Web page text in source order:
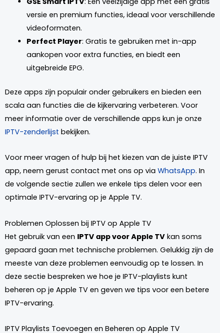
versie en premium functies, ideaal voor verschillende
videoformaten.
Perfect Player: Gratis te gebruiken met in-app
aankopen voor extra functies, en biedt een
uitgebreide EPG.
Deze apps zijn populair onder gebruikers en bieden een
scala aan functies die de kijkervaring verbeteren. Voor
meer informatie over de verschillende apps kun je onze
IPTV-zenderlijst bekijken.
Voor meer vragen of hulp bij het kiezen van de juiste IPTV
app, neem gerust contact met ons op via WhatsApp. In
de volgende sectie zullen we enkele tips delen voor een
optimale IPTV-ervaring op je Apple TV.
Problemen Oplossen bij IPTV op Apple TV
Het gebruik van een IPTV app voor Apple TV kan soms
gepaard gaan met technische problemen. Gelukkig zijn de
meeste van deze problemen eenvoudig op te lossen. In
deze sectie bespreken we hoe je IPTV-playlists kunt
beheren op je Apple TV en geven we tips voor een betere
IPTV-ervaring.
IPTV Playlists Toevoegen en Beheren op Apple TV